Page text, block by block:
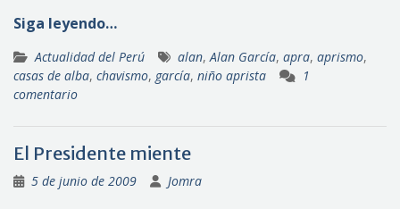
Siga leyendo…
Actualidad del Perú alan,Alan García, apra, aprismo,
casas de alba, chavismo, garcía, niño aprista
1
comentario
El Presidente miente
5 de junio de 2009 Jomra